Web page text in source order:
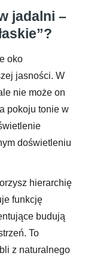
jadalni –
oko
jasności. W
nie może on
pokoju tonie w
doświetleniu
hierarchię
funkcję
budują
To
z naturalnego